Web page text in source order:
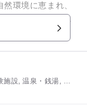
環境に恵まれ、
歌的な雰囲気にあ
施設, 温泉・銭湯, ホ